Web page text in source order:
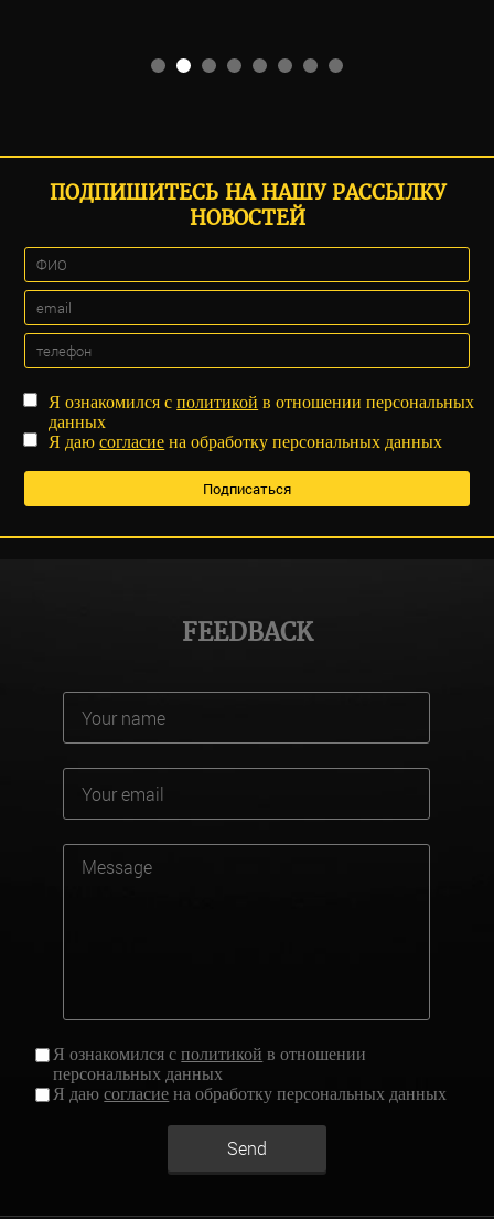
ПОДПИШИТЕСЬ НА НАШУ РАССЫЛКУ
НОВОСТЕЙ
Я ознакомился сполитикой в отношении персональных
данных
Я даюсогласие на обработку персональных данных
FEEDBACK
Я ознакомился сполитикой в отношении
персональных данных
Я даюсогласие на обработку персональных данных
Send